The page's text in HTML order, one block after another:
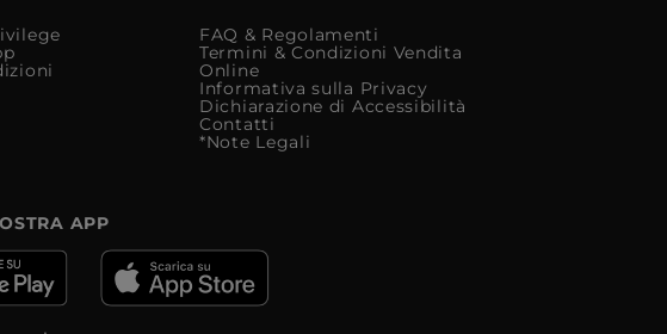
FAQ & Regolamenti
Termini & Condizioni Vendita
Online
Informativa sulla Privacy
Dichiarazione di Accessibilità
Contatti
*Note Legali
APP